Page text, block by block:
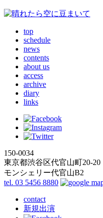
top
schedule
news
contents
about us
access
archive
diary
links
150-0034
東京都渋谷区代官山町20-20
モンシェリー代官山B2
tel. 03 5456 8880
contact
新規出演